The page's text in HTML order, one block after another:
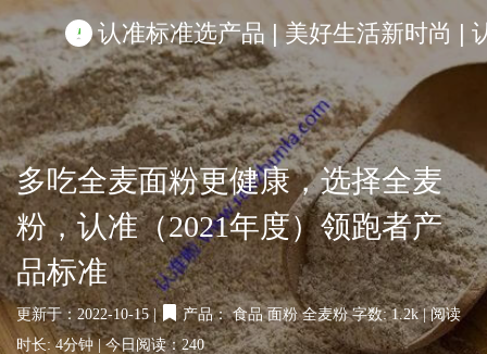
认准标准选产品 | 美好生活新时尚 |
多吃全麦面粉更健康，选择全麦
粉，认准（2021年度）领跑者产
品标准
更新于：2022-10-15 | 产品：食品面粉全麦粉字数: 1.2k |阅读
时长: 4分钟 |今日阅读：240